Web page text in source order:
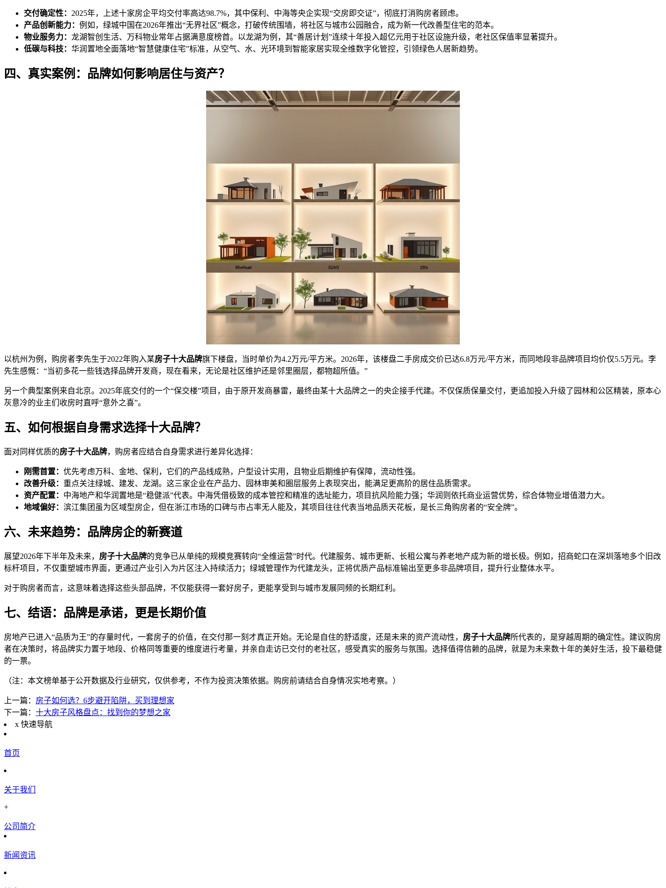
交付确定性： 2025年，上述十家房企平均交付率高达98.7%，其中保利、中海等央企实现“交房即交证”，彻底打消购房者顾虑。
产品创新能力： 例如，绿城中国在2026年推出“无界社区”概念，打破传统围墙，将社区与城市公园融合，成为新一代改善型住宅的范本。
物业服务力： 龙湖智创生活、万科物业常年占据满意度榜首。以龙湖为例，其“善居计划”连续十年投入超亿元用于社区设施升级，老社区保值率显著提升。
低碳与科技： 华润置地全面落地“智慧健康住宅”标准，从空气、水、光环境到智能家居实现全维数字化管控，引领绿色人居新趋势。
四、真实案例：品牌如何影响居住与资产？
以杭州为例，购房者李先生于2022年购入某房子十大品牌旗下楼盘，当时单价为4.2万元/平方米。2026年，该楼盘二手房成交价已达6.8万元/平方米，而同地段非品牌项目均价仅5.5万元。李
先生感慨：“当初多花一些钱选择品牌开发商，现在看来，无论是社区维护还是邻里圈层，都物超所值。”
另一个典型案例来自北京。2025年底交付的一个“保交楼”项目，由于原开发商暴雷，最终由某十大品牌之一的央企接手代建。不仅保质保量交付，更追加投入升级了园林和公区精装，原本心
灰意冷的业主们收房时直呼“意外之喜”。
五、如何根据自身需求选择十大品牌？
面对同样优质的房子十大品牌，购房者应结合自身需求进行差异化选择：
刚需首置： 优先考虑万科、金地、保利，它们的产品线成熟，户型设计实用，且物业后期维护有保障，流动性强。
改善升级： 重点关注绿城、建发、龙湖。这三家企业在产品力、园林审美和圈层服务上表现突出，能满足更高阶的居住品质需求。
资产配置： 中海地产和华润置地是“稳健派”代表。中海凭借极致的成本管控和精准的选址能力，项目抗风险能力强；华润则依托商业运营优势，综合体物业增值潜力大。
地域偏好： 滨江集团虽为区域型房企，但在浙江市场的口碑与市占率无人能及，其项目往往代表当地品质天花板，是长三角购房者的“安全牌”。
六、未来趋势：品牌房企的新赛道
展望2026年下半年及未来， 房子十大品牌的竞争已从单纯的规模竞赛转向“全维运营”时代。代建服务、城市更新、长租公寓与养老地产成为新的增长极。例如，招商蛇口在深圳落地多个旧改
标杆项目，不仅重塑城市界面，更通过产业引入为片区注入持续活力；绿城管理作为代建龙头，正将优质产品标准输出至更多非品牌项目，提升行业整体水平。
对于购房者而言，这意味着选择这些头部品牌，不仅能获得一套好房子，更能享受到与城市发展同频的长期红利。
七、结语：品牌是承诺，更是长期价值
房地产已进入“品质为王”的存量时代，一套房子的价值，在交付那一刻才真正开始。无论是自住的舒适度，还是未来的资产流动性， 房子十大品牌所代表的，是穿越周期的确定性。建议购房
者在决策时，将品牌实力置于地段、价格同等重要的维度进行考量，并亲自走访已交付的老社区，感受真实的服务与氛围。选择值得信赖的品牌，就是为未来数十年的美好生活，投下最稳健
的一票。
（注：本文榜单基于公开数据及行业研究，仅供参考，不作为投资决策依据。购房前请结合自身情况实地考察。）
上一篇： 房子如何选？6步避开陷阱，买到理想家
下一篇： 十大房子风格盘点：找到你的梦想之家
x 快速导航
首页
关于我们
+
公司简介
新闻资讯